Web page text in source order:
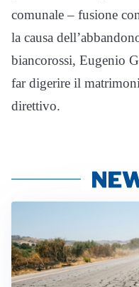
comunale – fusione
la causa
biancorossi, Eugenio
far digerire il
direttivo.